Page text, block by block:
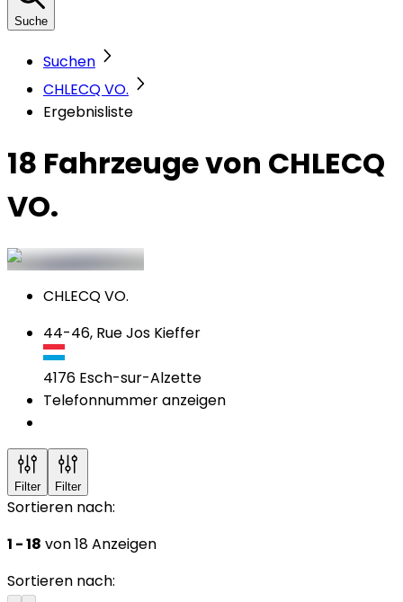
Suche
Suchen
CHLECQ VO.
Ergebnisliste
18 Fahrzeugevon CHLECQ
VO.
CHLECQ VO.
44-46, Rue Jos Kieffer
4176 Esch-sur-Alzette
Telefonnummer anzeigen
Filter Filter
Sortieren nach:
1 - 18 von 18 Anzeigen
Sortieren nach: